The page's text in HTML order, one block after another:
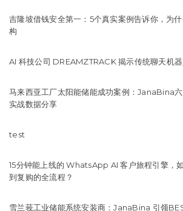
吉隆坡借钱安全第一：5个真实案例告诉你，为
构
AI 科技公司 DREAMZTRACK 揭示传统聊天机
马来西亚工厂太阳能储能成功案例：JanaBina
实战数据分享
test
15分钟能上线的 WhatsApp AI 客户旅程引擎，
到复购的全流程？
雪兰莪工业储能系统安装商：JanaBina 引领